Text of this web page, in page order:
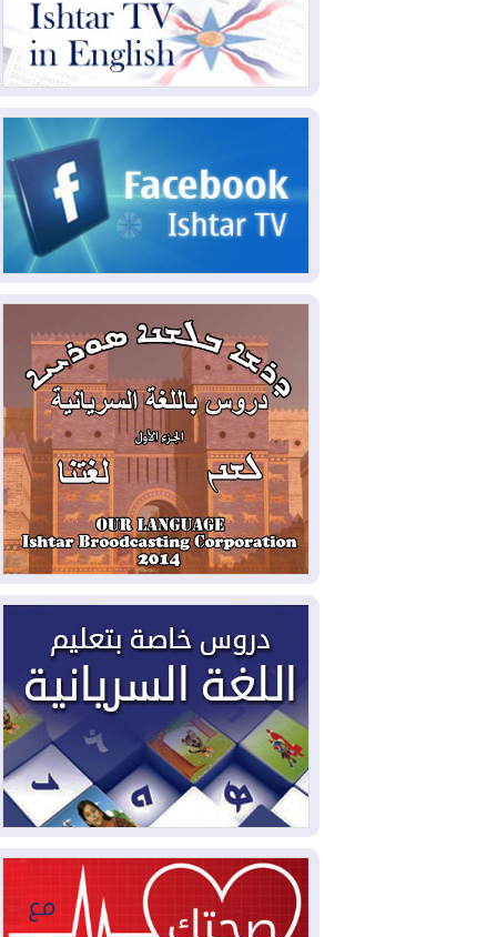
2026-08-07حكومة إقليم كوردستان ترفض
قرار "دانة غاز" و"نفط الهلال" بتزويد بغداد
بالغاز دون موافقتها
القوات المسلحة العراقية: خطة
أمنية لإجهاض هجمة محتملة على السعودية
2026-08-07الاستخبارات الأميركية: بوتين
قد يختبر تماسك الناتو بهجوم محدود
"إدارة الدولة": أكدنا دعم تنفيذ البرنامج
الحكومي وأهمية حصر السلاح
2026-08-06ائتلاف ادارة الدولة: من
يقومون بسلوك يهدد امن البلاد خارجون عن
القانون يجب محاربتهم
2026-08-06بعد هجومين قرب باب المندب..
تحذيرات من تصعيد يهدد الملاحة في البحر
الأحمر
2026-08-06مئات القاصرين بلا مأوى.. أزمة
سبتة تتصاعد وتضغط على مدريد
2026-08-05
لمدة عام.. بدء توريد 100
مليون قدم مكعب يومياً من غاز كورمور في
إقليم كوردستان إلى وزارة الكهرباء العراقية
2026-08-05
15كارثة بيئية ومناخية ترسم
ملامح أخطر التحديات التي تواجه العراق
اليوم
2026-08-05
حرائق فرنسا.. توقيف 402
شخص بينهم 156 قاصرا منذ بداية موسم
الحرائق